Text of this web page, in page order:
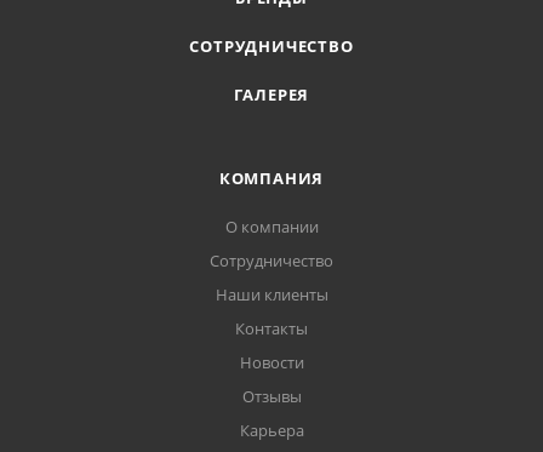
СОТРУДНИЧЕСТВО
ГАЛЕРЕЯ
КОМПАНИЯ
О компании
Сотрудничество
Наши клиенты
Контакты
Новости
Отзывы
Карьера